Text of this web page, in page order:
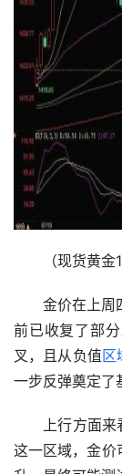
（现货黄金1
金价在上周四
前已收复了部
叉，且从负值区
一步反弹奠定了
上行方面来
这一区域，金